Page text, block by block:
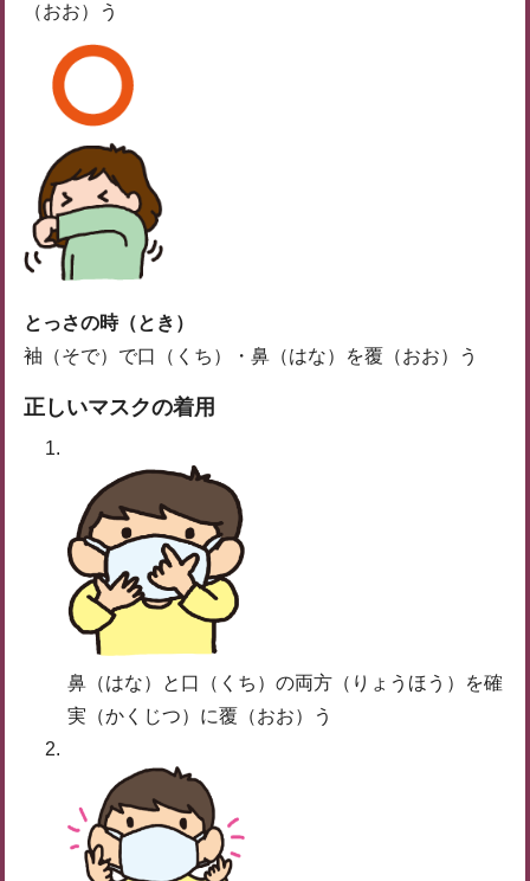
（おお）う
とっさの時（とき）
袖（そで）で口（くち）・鼻（はな）を覆（おお）う
正しいマスクの着用
鼻（はな）と口（くち）の両方（りょうほう）を確
実（かくじつ）に覆（おお）う